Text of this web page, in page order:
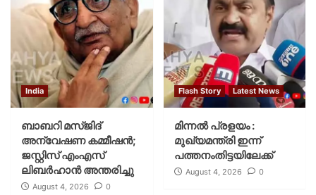
India
ബാബറി മസ്ജിദ്
അന്വേഷണ കമ്മീഷന്‍;
ജസ്റ്റിസ് എംഎസ്
ലിബര്‍ഹാന്‍ അന്തരിച്ചു
August 4, 2026 0
Flash Story Latest News
മിന്നല്‍ പ്രളയം :
മുഖ്യമന്ത്രി ഇന്ന്
പത്തനംതിട്ടയിലേക്ക്
August 4, 2026 0